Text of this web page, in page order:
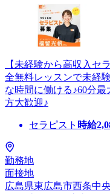
【未経験から高収入セ
全無料レッスンで未経
な時間に働ける♪60分
方大歓迎♪
セラピスト 時給
勤務地
面接地
広島県東広島市西条中央